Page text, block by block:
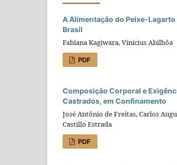
A Alimentação do Peixe-
Brasil
Fabiana Kagiwara, Vinícius Abilhôa
PDF
Composição Corporal e
Castrados, em Confinamento
José Antônio de Freitas, Carlos
Castillo Estrada
PDF